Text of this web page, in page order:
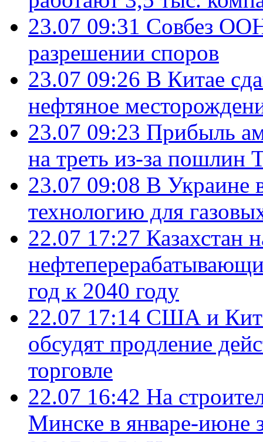
23.07 09:31 Совбез
разрешении споров
23.07 09:26 В Китае
нефтяное
23.07 09:23 Прибыль
на треть из-за пошлин
23.07 09:08 В Украине
технологию для
22.07 17:27 Казахстан
год к 2040 году
22.07 17:14 США и
обсудят продление
торговле
22.07 16:42 На
Минске в январе-июне